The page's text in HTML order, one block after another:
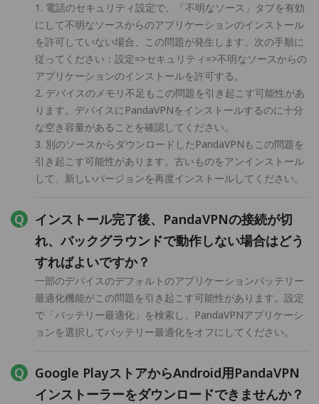
1. 電話のセキュリティ設定で、「不明なソース」タブを有効
にして不明なソースからのアプリケーションのインストール
を許可していない場合、この問題が発生します。次の手順に
従ってください：設定=>セキュリティ=>不明なソースからの
アプリケーションのインストールを許可する。
2. デバイスのメモリ不足もこの問題を引き起こす可能性があ
ります。デバイスにPandaVPNをインストールするのに十分
な空き容量があることを確認してください。
3. 別のソースからダウンロードしたPandaVPNもこの問題を
引き起こす可能性があります。古いものをアンインストール
して、新しいバージョンを再度インストールしてください。
インストール完了後、PandaVPNの接続が切
れ、バックグラウンドで動作しない場合はどう
すればよいですか？
一部のデバイスのデフォルトのアプリケーションバッテリー
最適化機能がこの問題を引き起こす可能性があります。設定
で「バッテリー最適化」を検索し、PandaVPNアプリケーシ
ョンを選択してバッテリー最適化をオフにしてください。
Google PlayストアからAndroid用PandaVPN
インストーラーをダウンロードできませんか？